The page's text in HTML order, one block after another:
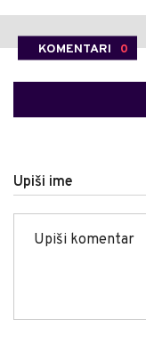
KOMENTARI 0
Upiši ime